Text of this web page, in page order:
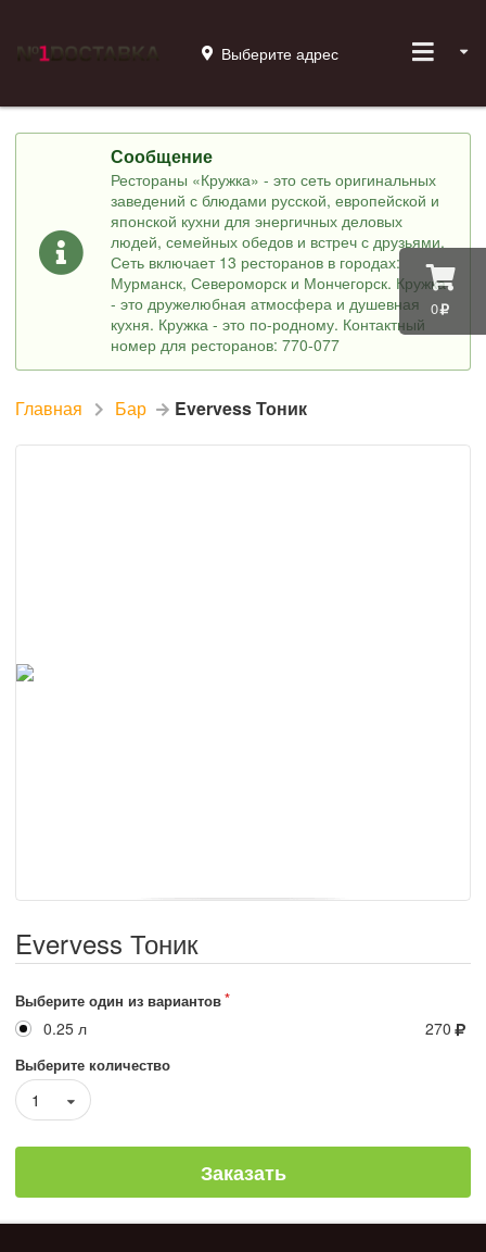
0
Выберите адрес
Сообщение
Рестораны «Кружка» - это сеть оригинальных
заведений с блюдами русской, европейской и
японской кухни для энергичных деловых
людей, семейных обедов и встреч с друзьями.
Сеть включает 13 ресторанов в городах:
Мурманск, Североморск и Мончегорск. Кружка
- это дружелюбная атмосфера и душевная
кухня. Кружка - это по-родному. Контактный
номер для ресторанов: 770-077
Главная Бар Evervess Тоник
Evervess Тоник
Выберите один из вариантов
0.25 л 270
Выберите количество
1
Заказать